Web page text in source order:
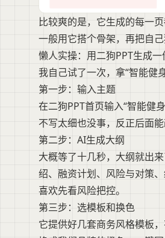
比较爽的是，它生成的每一
一般用它搭个骨架，再把自
懒人实操：用二狗PPT生成
我自己试了一次，拿“智能健
第一步：输入主题
在二狗PPT首页输入“智能健
不写太细也没事，反正后面能
第二步：AI生成大纲
大概等了十几秒，大纲就出
绍、融资计划、风险与对策
喜欢先看风险把控。
第三步：选模板和换色
它提供好几套商务风格模板